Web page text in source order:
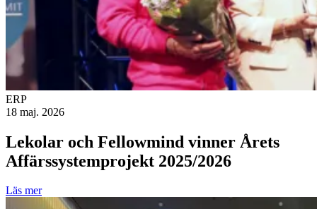
ERP
18 maj. 2026
Lekolar och Fellowmind vinner Årets
Affärssystemprojekt 2025/2026
Läs mer